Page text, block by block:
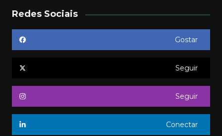
Redes Sociais
Gostar
Seguir
Seguir
Conectar